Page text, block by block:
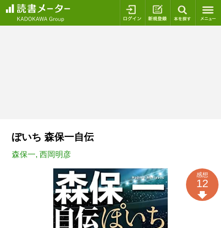
ログイン 新規登録
ぽいち 森保一自伝
森保一, 西岡明彦
感想
12